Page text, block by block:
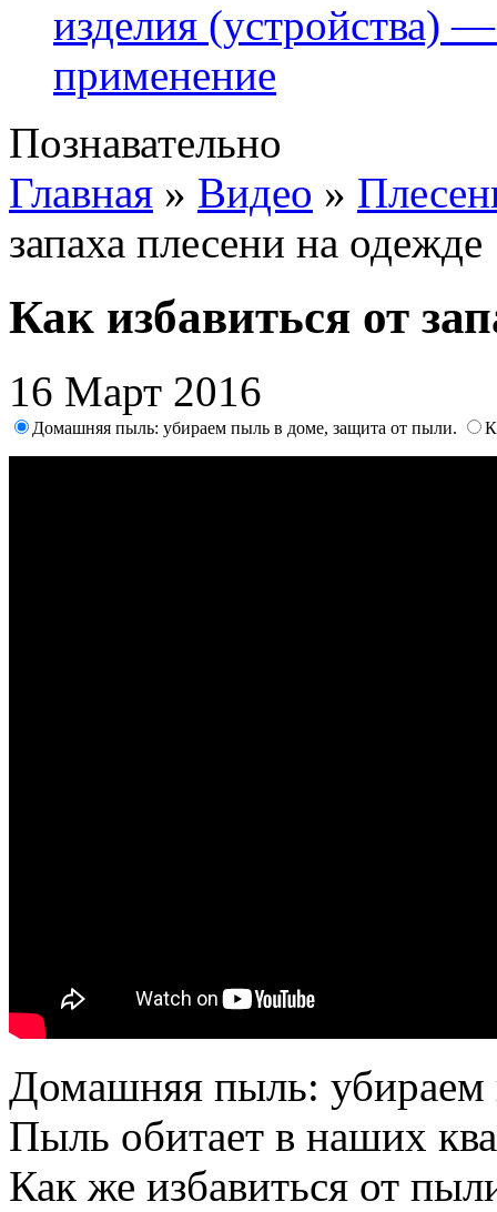
изделия (устройства)
применение
Познавательно
Главная » Видео »
запаха плесени на одежде
Как избавиться от
16 Март 2016
Домашняя пыль: убираем пыль в доме, защита от пыли.
Домашняя пыль: убираем
Пыль обитает в наших
Как же избавиться от